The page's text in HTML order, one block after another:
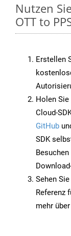
Nutzen
OTT to
Erstellen
Holen
Cloud-
GitHub
SDK
Sehen
Referenz
mehr